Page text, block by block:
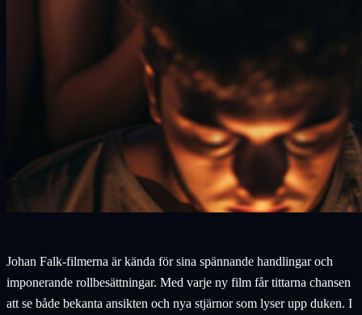
Johan Falk-filmerna är kända för sina spännande handlingar och
imponerande rollbesättningar. Med varje ny film får tittarna chansen
att se både bekanta ansikten och nya stjärnor som lyser upp duken. I